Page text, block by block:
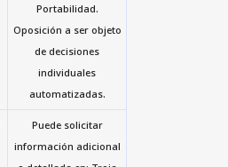
Portabilidad.
Oposición a ser objeto
de decisiones
individuales
automatizadas.
Puede solicitar
información adicional